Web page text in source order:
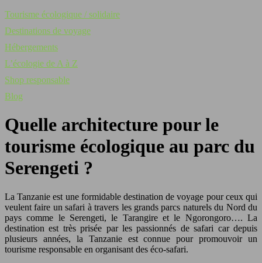
Tourisme écologique / solidaire
Destinations de voyage
Hébergements
L’écologie de A à Z
Shop responsable
Blog
Quelle architecture pour le
tourisme écologique au parc du
Serengeti ?
La Tanzanie est une formidable destination de voyage pour ceux qui
veulent faire un safari à travers les grands parcs naturels du Nord du
pays comme le Serengeti, le Tarangire et le Ngorongoro…. La
destination est très prisée par les passionnés de safari car depuis
plusieurs années, la Tanzanie est connue pour promouvoir un
tourisme responsable en organisant des éco-safari.